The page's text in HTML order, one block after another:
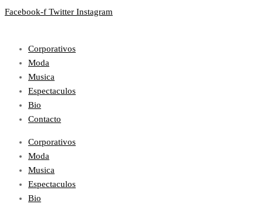
Facebook-f Twitter Instagram
Corporativos
Moda
Musica
Espectaculos
Bio
Contacto
Corporativos
Moda
Musica
Espectaculos
Bio